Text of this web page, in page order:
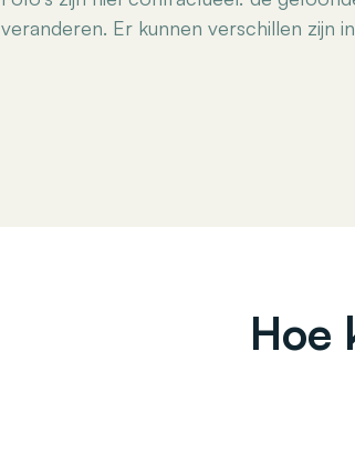
veranderen. Er kunnen verschillen zijn
Hoe